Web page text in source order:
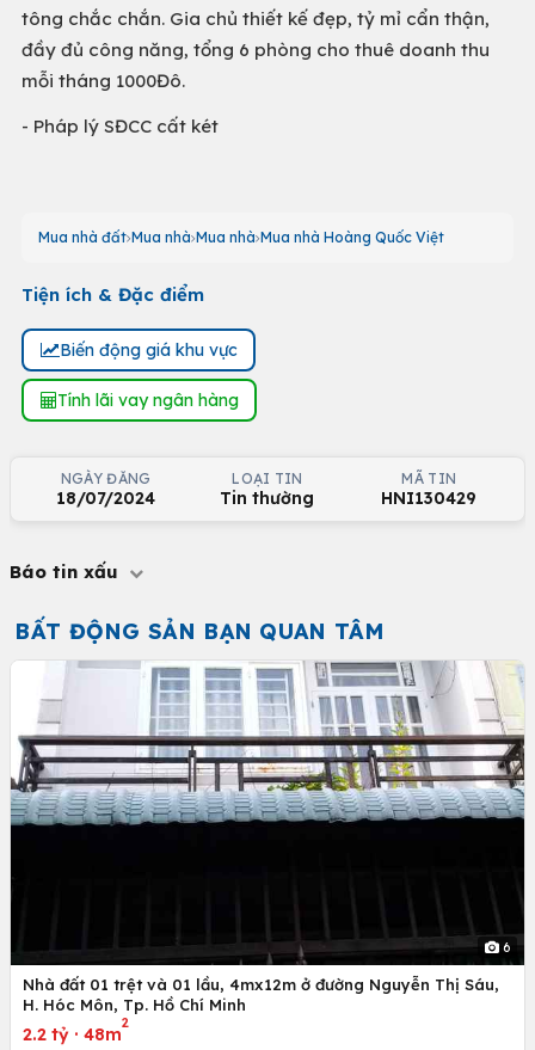
tông chắc chắn. Gia chủ thiết kế đẹp, tỷ mỉ cẩn thận,
đầy đủ công năng, tổng 6 phòng cho thuê doanh thu
mỗi tháng 1000Đô.
- Pháp lý SĐCC cất két
Mua nhà đất Mua nhà Mua nhà Mua nhà Hoàng Quốc Việt
Tiện ích & Đặc điểm
Biến động giá khu vực
Tính lãi vay ngân hàng
NGÀY ĐĂNG
18/07/2024
LOẠI TIN
Tin thường
MÃ TIN
HNI130429
Báo tin xấu
BẤT ĐỘNG SẢN BẠN QUAN TÂM
6
Nhà đất 01 trệt và 01 lầu, 4mx12m ở đường Nguyễn Thị Sáu,
H. Hóc Môn, Tp. Hồ Chí Minh
2.2 tỷ · 48m
2